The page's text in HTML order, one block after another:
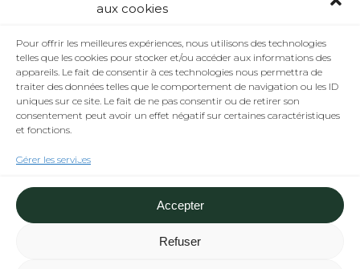
aux cookies
Pour offrir les meilleures expériences, nous utilisons des technologies
telles que les cookies pour stocker et/ou accéder aux informations des
appareils. Le fait de consentir à ces technologies nous permettra de
traiter des données telles que le comportement de navigation ou les ID
uniques sur ce site. Le fait de ne pas consentir ou de retirer son
consentement peut avoir un effet négatif sur certaines caractéristiques
et fonctions.
Gérer les services
Accepter
Refuser
Copyright © 2022 Groupe Brunet
Politique de confidentialité